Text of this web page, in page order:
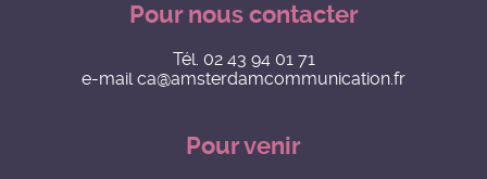
Pour nous contacter
Tél. 02 43 94 01 71
e-mailca@amsterdamcommunication.fr
Pour venir